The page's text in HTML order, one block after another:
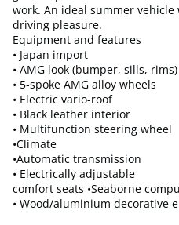
work. An ideal summer
driving pleasure.
Equipment and features
• Japan import
• AMG look (bumper, sills, rims)
• 5-spoke AMG alloy wheels
• Electric vario-roof
• Black leather interior
• Multifunction steering wheel
•Climate
•Automatic transmission
• Electrically adjustable
comfort seats •Seaborne
• Wood/aluminium decorative